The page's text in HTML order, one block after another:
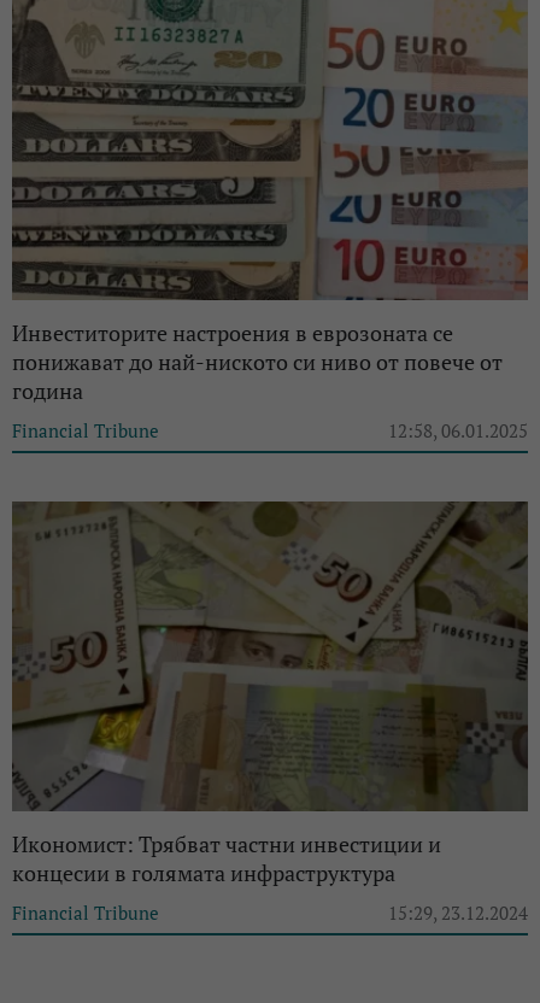
Инвеститорите настроения в еврозоната се
понижават до най-ниското си ниво от повече от
година
Financial Tribune 12:58, 06.01.2025
Икономист: Трябват частни инвестиции и
концесии в голямата инфраструктура
Financial Tribune 15:29, 23.12.2024